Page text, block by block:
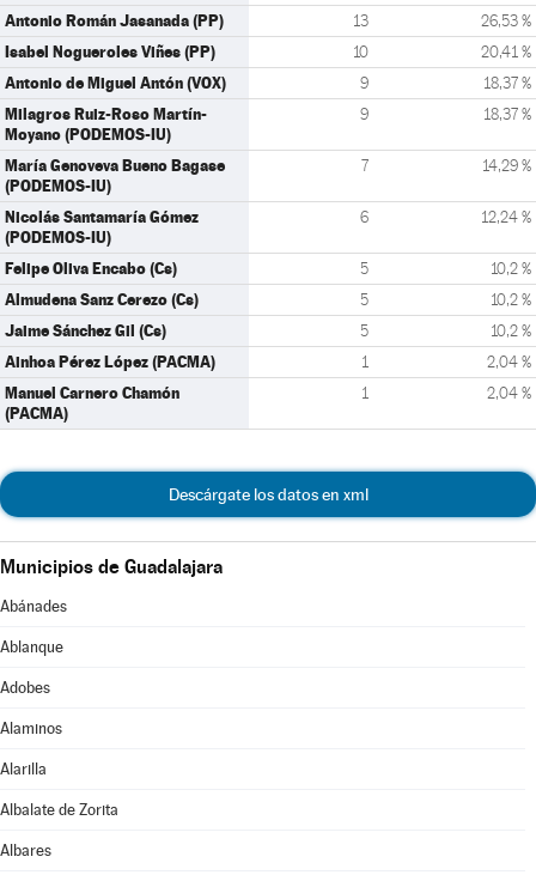
Antonio Román Jasanada (PP) 13 26,53 %
Isabel Nogueroles Viñes (PP) 10 20,41 %
Antonio de Miguel Antón (VOX) 9 18,37 %
Milagros Ruiz-Roso Martín-
Moyano (PODEMOS-IU)
9 18,37 %
María Genoveva Bueno Bagase
(PODEMOS-IU)
7 14,29 %
Nicolás Santamaría Gómez
(PODEMOS-IU)
6 12,24 %
Felipe Oliva Encabo (Cs) 5 10,2 %
Almudena Sanz Cerezo (Cs) 5 10,2 %
Jaime Sánchez Gil (Cs) 5 10,2 %
Ainhoa Pérez López (PACMA) 1 2,04 %
Manuel Carnero Chamón
(PACMA)
1 2,04 %
Descárgate los datos en xml
Municipios de Guadalajara
Abánades
Ablanque
Adobes
Alaminos
Alarilla
Albalate de Zorita
Albares